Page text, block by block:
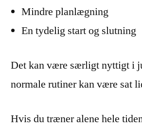
Mindre planlægning
En tydelig start og slutning
Det kan være særligt nyttigt i
normale rutiner kan være sat
Hvis du træner alene hele